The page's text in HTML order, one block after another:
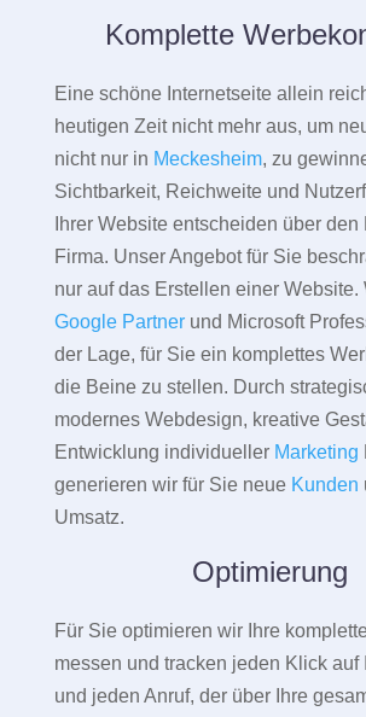
Komplette
Eine schöne Internetseite allein
heutigen Zeit nicht mehr aus, um
nicht nur in Meckesheim, zu
Sichtbarkeit, Reichweite und
Ihrer Website entscheiden über den
Firma. Unser Angebot für Sie
nur auf das Erstellen einer Website.
Google Partnerund Microsoft
der Lage, für Sie ein komplettes
die Beine zu stellen. Durch
modernes Webdesign, kreative
Entwicklung individueller Marketing
generieren wir für Sie neue Kunden
Umsatz.
Optimierung
Für Sie optimieren wir Ihre
messen und tracken jeden Klick auf
und jeden Anruf, der über Ihre